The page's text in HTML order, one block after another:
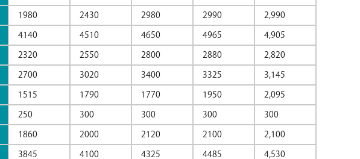
1980 2430 2980 2990 2,990
4140 4510 4650 4965 4,905
2320 2550 2800 2880 2,820
2700 3020 3400 3325 3,145
1515 1790 1770 1950 2,095
250 300 300 300 300
1860 2000 2120 2100 2,100
3845 4100 4325 4485 4,530